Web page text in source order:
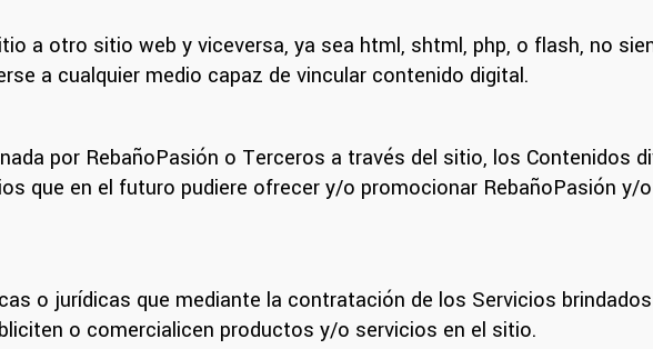
a otro sitio web y viceversa, ya sea html, shtml, php, o flash, no
a cualquier medio capaz de vincular contenido digital.
por RebañoPasión o Terceros a través del sitio, los Contenidos
que en el futuro pudiere ofrecer y/o promocionar RebañoPasión y/
o jurídicas que mediante la contratación de los Servicios
o comercialicen productos y/o servicios en el sitio.